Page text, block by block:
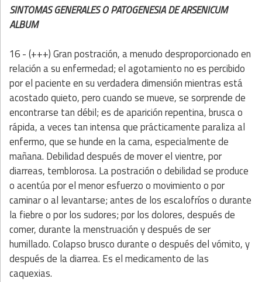
SINTOMAS GENERALES O PATOGENESIA DE ARSENICUM
ALBUM
16 - (+++) Gran postración, a menudo desproporcionado en
relación a su enfermedad; elagotamiento no es percibido
por el paciente en su verdadera dimensión mientras está
acostado quieto, pero cuando se mueve, se sorprende de
encontrarse tan débil; es de aparición repentina, brusca o
rápida, a veces tan intensa que prácticamente paraliza al
enfermo, que se hunde en la cama, especialmente de
mañana. Debilidad después de mover el vientre, por
diarreas, temblorosa. La postración o debilidad se produce
o acentúa por el menor esfuerzo o movimiento o por
caminar o al levantarse; antes de los escalofríos o durante
la fiebre o por los sudores; por los dolores, después de
comer, durante la menstruación y después de ser
humillado. Colapso brusco durante o después del vómito, y
después de la diarrea. Es el medicamento de las
caquexias.